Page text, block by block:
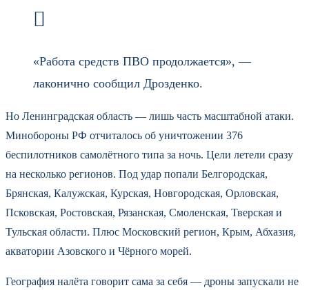
«Работа средств ПВО продолжается», —
лаконично сообщил Дрозденко.
Но Ленинградская область — лишь часть масштабной атаки.
Минобороны РФ отчиталось об уничтожении 376
беспилотников самолётного типа за ночь. Цели летели сразу
на несколько регионов. Под удар попали Белгородская,
Брянская, Калужская, Курская, Новгородская, Орловская,
Псковская, Ростовская, Рязанская, Смоленская, Тверская и
Тульская области. Плюс Московский регион, Крым, Абхазия,
акватории Азовского и Чёрного морей.
География налёта говорит сама за себя — дроны запускали не